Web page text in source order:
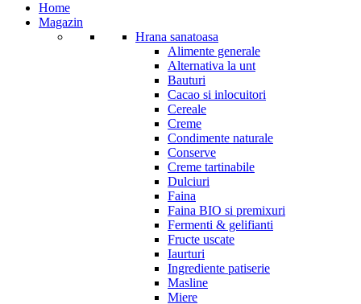
Home
Magazin
Hrana sanatoasa
Alimente generale
Alternativa la unt
Bauturi
Cacao si inlocuitori
Cereale
Creme
Condimente naturale
Conserve
Creme tartinabile
Dulciuri
Faina
Faina BIO si premixuri
Fermenti & gelifianti
Fructe uscate
Iaurturi
Ingrediente patiserie
Masline
Miere